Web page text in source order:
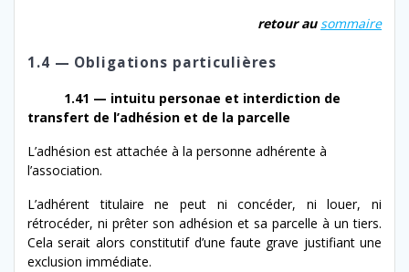
retour au som­maire
1.4 — Obligations particulières
1.41 — intu­itu per­son­ae et inter­dic­tion de
trans­fert de l’ad­hé­sion et de la parcelle
L’adhésion est attachée à la per­son­ne adhérente à
l’association.
L’adhérent tit­u­laire ne peut ni con­céder, ni louer, ni
rétrocéder, ni prêter son adhé­sion et sa par­celle à un tiers.
Cela serait alors con­sti­tu­tif d’une faute grave jus­ti­fi­ant une
exclu­sion immédiate.